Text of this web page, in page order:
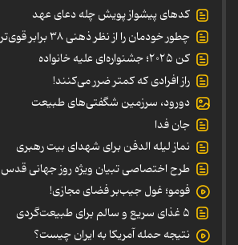
کدهای پیشواز پویش چله دعای عهد
چطور خودمان را از نظر ذهنی ۳۸ برابر قوی‌تر کنیم؟
کن ۲۰۲۵؛ جشنواره‌ای علیه خانواده
راز افرادی که کمتر ضرر می‌کنند!
دورود، سرزمین شگفتی‌های طبیعت
جان فدا
نماز لیله الدفن برای شهدای بیت رهبری
طرح اختصاصی تبیان ویژه روز جهانی قدس
فومو؛ غول جیب‌بر فضای مجازی!
۵ غذای سریع و سالم برای طبیعت‌گردی
نتیجه حمله آمریکا به ایران چیست؟